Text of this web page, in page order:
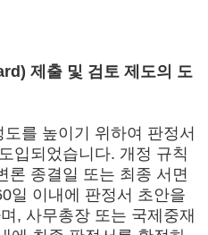
제출 및 검토 제도의 도
를 높이기 위하여 판정서
입되었습니다. 개정 규칙
론 종결일 또는 최종 서면
일 이내에 판정서 초안을
, 사무총장 또는 국제중재